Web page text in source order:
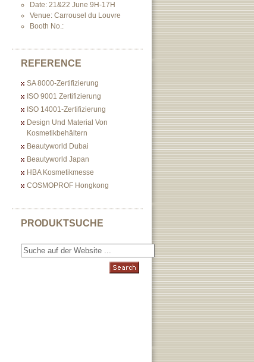
Date: 21&22 June 9H-17H
Venue: Carrousel du Louvre
Booth No.:
REFERENCE
SA 8000-Zertifizierung
ISO 9001 Zertifizierung
ISO 14001-Zertifizierung
Design Und Material Von
Kosmetikbehältern
Beautyworld Dubai
Beautyworld Japan
HBA Kosmetikmesse
COSMOPROF Hongkong
PRODUKTSUCHE